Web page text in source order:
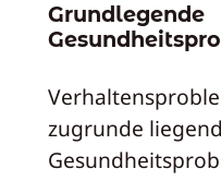
Grundlegende
zugrunde